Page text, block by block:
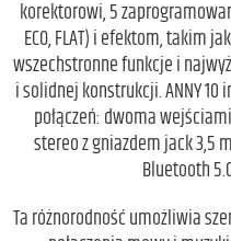
korektorowi, 5
ECO, FLAT) i efektom, takim
wszechstronne funkcje i
i solidnej konstrukcji. ANNY
połączeń: dwoma
stereo z gniazdem jack 3,5
Bluetooth
Ta różnorodność umożliwia